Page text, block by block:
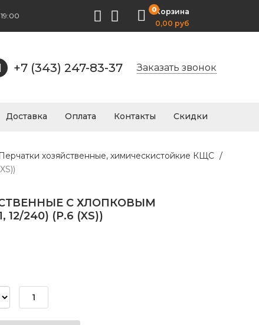
0Корзина
0,00 руб
+7 (343) 247-83-37 Заказать звонок
Доставка Оплата Контакты Скидки
Перчатки хозяйственные, химическистойкие КЩС /
С ХЛОПКОВЫМ
240) (Р.6 (XS))